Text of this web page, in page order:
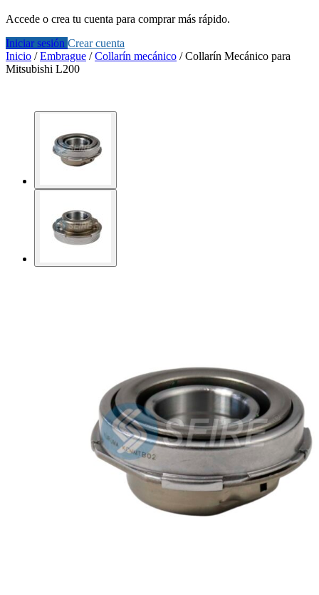
Accede o crea tu cuenta para comprar más rápido.
Iniciar sesión Crear cuenta
Inicio /Embrague /Collarín mecánico /Collarín Mecánico para
Mitsubishi L200